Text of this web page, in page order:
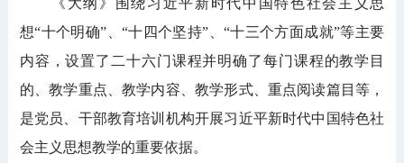
《大纲》围绕习近平新时代中国特色社会主义思
想“十个明确”、“十四个坚持”、“十三个方面成就”等主要
内容，设置了二十六门课程并明确了每门课程的教学目
的、教学重点、教学内容、教学形式、重点阅读篇目等，
是党员、干部教育培训机构开展习近平新时代中国特色社
会主义思想教学的重要依据。